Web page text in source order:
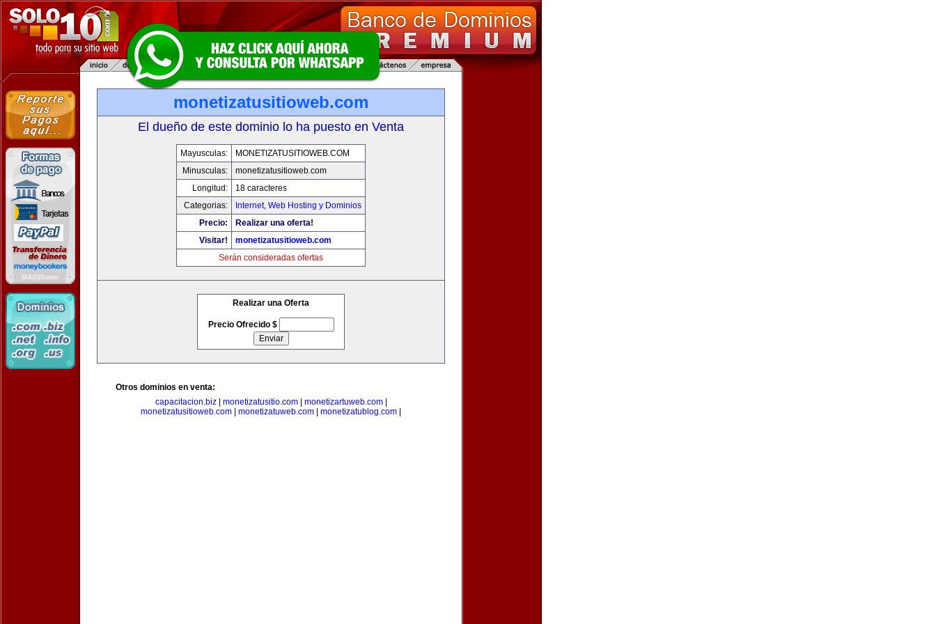
monetizatusitioweb.com
El dueño de este dominio lo ha puesto en Venta
Mayusculas:
MONETIZATUSITIOWEB.COM
Minusculas:
monetizatusitioweb.com
Longitud:
18 caracteres
Categorias:
Internet, Web Hosting y Dominios
Precio:
Realizar una oferta!
Visitar!
monetizatusitioweb.com
Serán consideradas ofertas
Realizar una Oferta
Precio Ofrecido $
Otros dominios en venta:
capacitacion.biz| monetizatusitio.com| monetizartuweb.com|
monetizatusitioweb.com
monetizatuweb.com monetizatublog.com